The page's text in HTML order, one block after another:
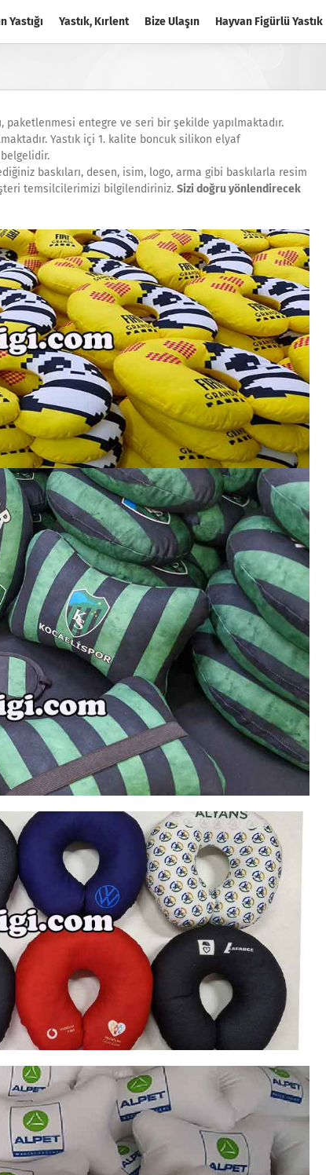
Yastığı Yastık, Kırlent Bize Ulaşın Hayvan Figürlü Yastık
paketlenmesi entegre ve seri bir şekilde yapılmaktadır.
Yastık içi 1. kalite boncuk silikon elyaf
belgelidir.
baskıları, desen, isim, logo, arma gibi baskılarla resim
temsilcilerimizi bilgilendiriniz. Sizi doğru yönlendirecek